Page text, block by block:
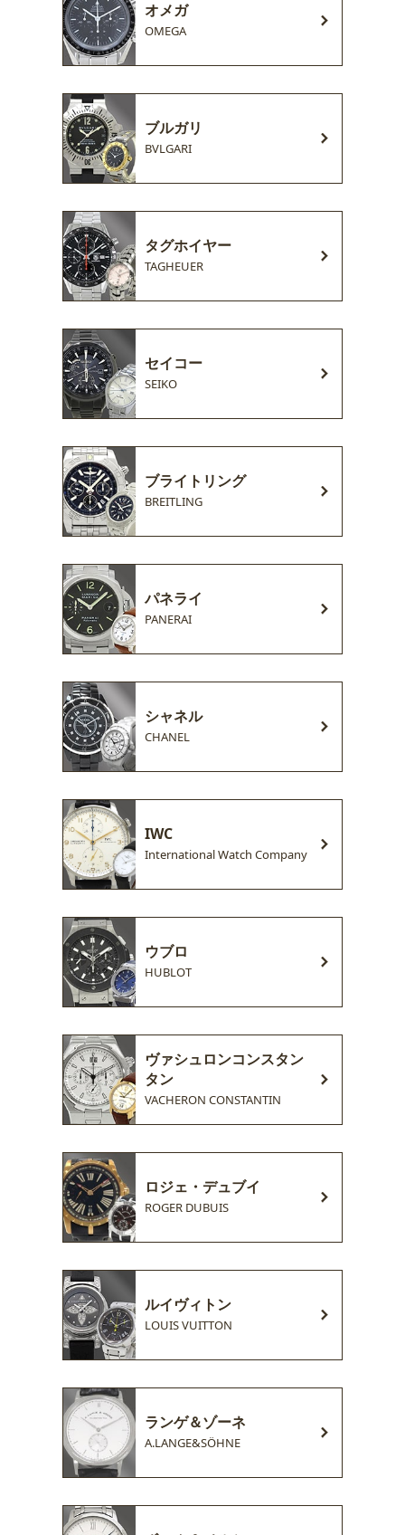
オメガ
OMEGA
ブルガリ
BVLGARI
タグホイヤー
TAGHEUER
セイコー
SEIKO
ブライトリング
BREITLING
パネライ
PANERAI
シャネル
CHANEL
IWC
International Watch Company
ウブロ
HUBLOT
ヴァシュロンコンスタン
タン
VACHERON CONSTANTIN
ロジェ・デュブイ
ROGER DUBUIS
ルイヴィトン
LOUIS VUITTON
ランゲ＆ゾーネ
A.LANGE&SÖHNE